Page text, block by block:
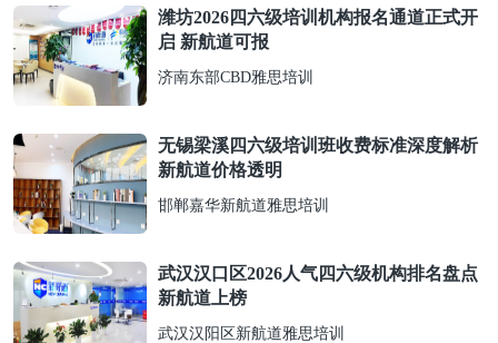
潍坊2026四六级培训机构报名通道正式开
启 新航道可报
济南东部CBD雅思培训
无锡梁溪四六级培训班收费标准深度解析
新航道价格透明
邯郸嘉华新航道雅思培训
武汉汉口区2026人气四六级机构排名盘点
新航道上榜
武汉汉阳区新航道雅思培训